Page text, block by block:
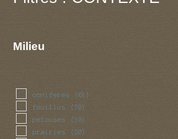
Milieu
coniferes (61)
feuillus (70)
pelouses (10)
prairies (20)